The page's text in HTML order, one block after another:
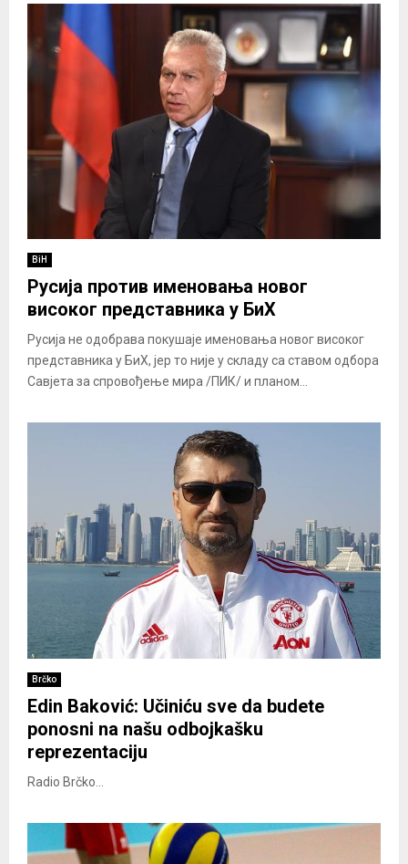
BiH
Русија против именовања новог
високог представника у БиХ
Русија не одобрава покушаје именовања новог високог
представника у БиХ, јер то није у складу са ставом одбора
Савјета за спровођење мира /ПИК/ и планом...
Brčko
Edin Baković: Učiniću sve da budete
ponosni na našu odbojkašku
reprezentaciju
Radio Brčko...